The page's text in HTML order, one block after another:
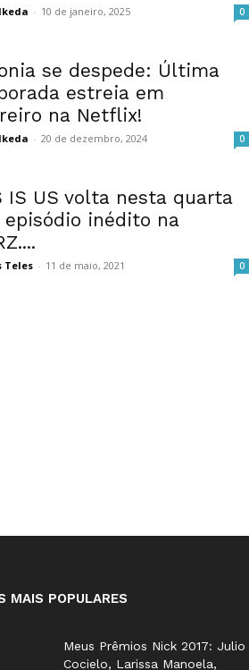
- 10 de janeiro, 2025 0
se despede: Última
estreia em
na Netflix!
- 20 de dezembro, 2024 0
IS US volta nesta quarta
episódio inédito na
Teles - 11 de maio, 2021 0
MAIS POPULARES
Meus Prêmios Nick 2017: Julio
Cocielo, Larissa Manoela,